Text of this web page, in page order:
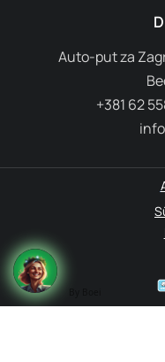
Auto-put za
+381 62